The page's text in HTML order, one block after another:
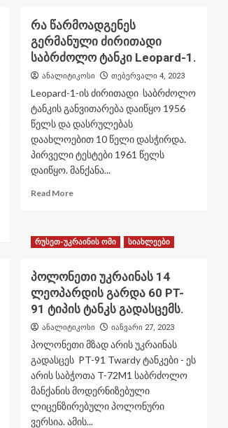
რა წარმოადგენეს
გერმანული ძირითადი
საბრძოლო ტანკი Leopard-1.
ანალიტიკოსი თებერვალი 4, 2023
Leopard-1-ის ძირითადი საბრძოლო
ტანკის განვითარება დაიწყო 1956
წელს და დასრულებას
დაახლოებით 10 წელი დასჭირდა.
პირველი ტესტები 1961 წელს
დაიწყო. მანქანა...
Read MoreRead
წარმოადგენეს
ძირითადი
საბრძოლო
ტანკი
Leopard-
1.
რუსეთ-უკრაინის ომი სიახლეები
პოლონეთი უკრაინას 14
ლეოპარდის გარდა 60 PT-
91 ტიპის ტანკს გადასცემს.
ანალიტიკოსი იანვარი 27, 2023
პოლონეთი მზად არის უკრაინას
გადასცეს PT-91 Twardy ტანკები - ეს
არის საბჭოთა T-72M1 საბრძოლო
მანქანის მოდერნიზებული
ლიცენზირებული პოლონური
ვერსია. ამის...